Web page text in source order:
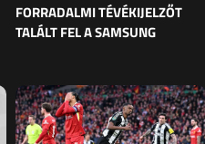
FORRADALMI TÉVÉKIJELZŐT
TALÁLT FEL A SAMSUNG